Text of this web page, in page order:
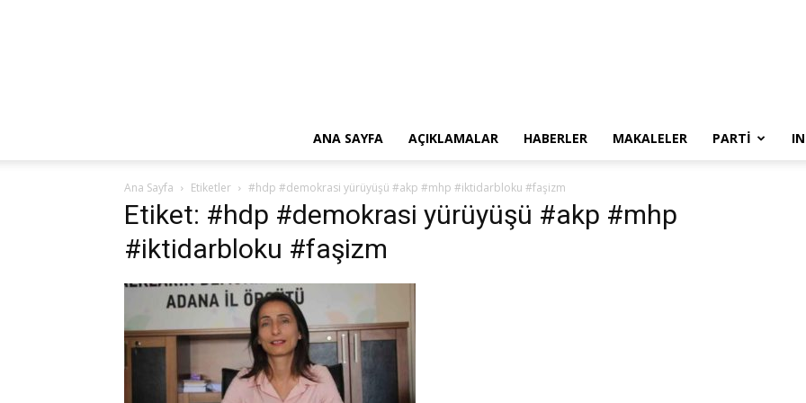
ANA SAYFA AÇIKLAMALAR HABERLER MAKALELER PARTI
Ana Sayfa Etiketler #hdp #demokrasi yürüyüşü #akp #mhp #iktidarbloku #faşizm
Etiket: #hdp #demokrasi yürüyüşü #akp #mhp
#iktidarbloku #faşizm